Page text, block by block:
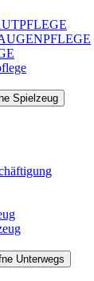
Spielzeug
Unterwegs